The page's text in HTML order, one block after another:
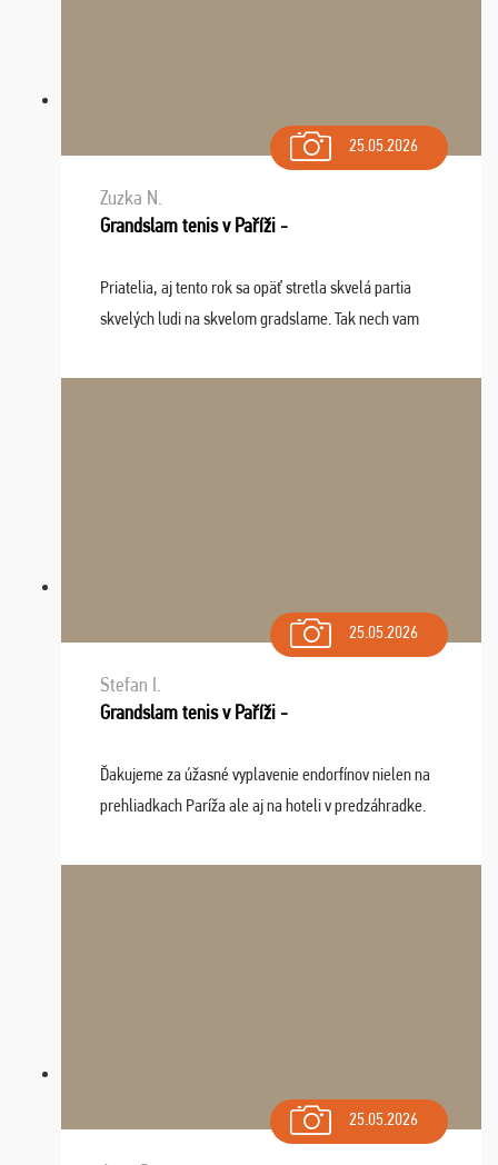
25.05.2026
Zuzka N.
Grandslam tenis v Paříži -
Priatelia, aj tento rok sa opäť stretla skvelá partia
skvelých ludi na skvelom gradslame. Tak nech vam
sa na budúci rok. Prajem vam este veľa ta ...
25.05.2026
Stefan I.
Grandslam tenis v Paříži -
Ďakujeme za úžasné vyplavenie endorfínov nielen na
prehliadkach Paríža ale aj na hoteli v predzáhradke.
spomínať a zväžujeme repete budúci rok : ...
25.05.2026